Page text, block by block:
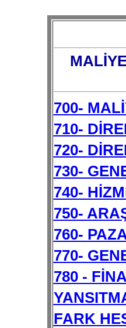
700-
710-
720-
730-
740-
750-
760-
770-
780 -
FARK